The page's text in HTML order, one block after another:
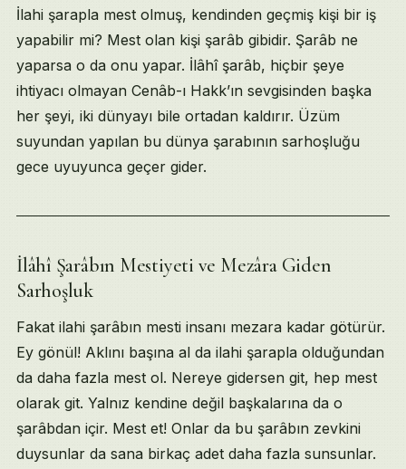
İlahi şarapla mest olmuş, kendinden geçmiş kişi bir iş
yapabilir mi? Mest olan kişi şarâb gibidir. Şarâb ne
yaparsa o da onu yapar. İlâhî şarâb, hiçbir şeye
ihtiyacı olmayan Cenâb-ı Hakk’ın sevgisinden başka
her şeyi, iki dünyayı bile ortadan kaldırır. Üzüm
suyundan yapılan bu dünya şarabının sarhoşluğu
gece uyuyunca geçer gider.
İlâhî Şarâbın Mestiyeti ve Mezâra Giden
Sarhoşluk
Fakat ilahi şarâbın mesti insanı mezara kadar götürür.
Ey gönül! Aklını başına al da ilahi şarapla olduğundan
da daha fazla mest ol. Nereye gidersen git, hep mest
olarak git. Yalnız kendine değil başkalarına da o
şarâbdan içir. Mest et! Onlar da bu şarâbın zevkini
duysunlar da sana birkaç adet daha fazla sunsunlar.